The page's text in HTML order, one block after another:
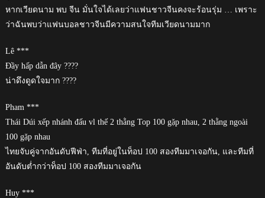
หากเวียดนาม พบ จีน มั่นใจได้เลยว่าแฟนชาวจีนคงจะร้อนรุ่ม … เพราะ
ว่าฉันพบว่าแฟนบอลชาวจีนมีความสนใจทีมเวียดนามมาก
Lê ***
Đầy hấp dẫn đây ????
น่าดึงดูดใจมาก ????
Pham ***
Thái Dúi xếp nhánh đấu vl thế 2 thằng Top 100 gặp nhau, 2 thằng ngoài
100 gặp nhau
ไทยจับคู่จากอันดับฟีฟ่า, ทีมที่อยู่ในท็อป 100 สองทีมมาเจอกัน, และทีมที่
อันดับต่ำกว่าท็อป 100 สองทีมมาเจอกัน
Huy ***